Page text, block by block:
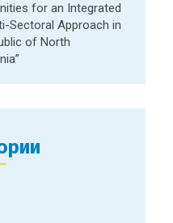
for an Integrated
Sectoral Approach in
of North